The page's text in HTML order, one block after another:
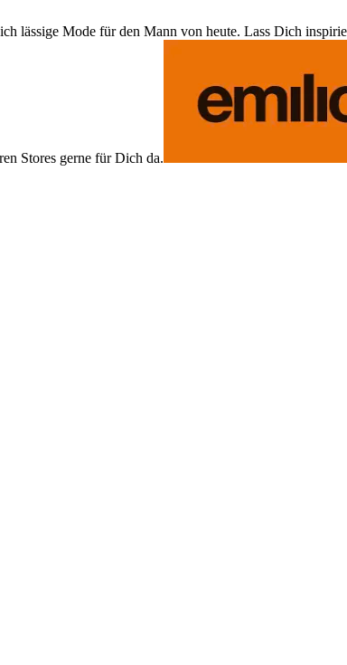
lässige Mode für den Mann von heute. Lass Dich
Stores gerne für Dich da.